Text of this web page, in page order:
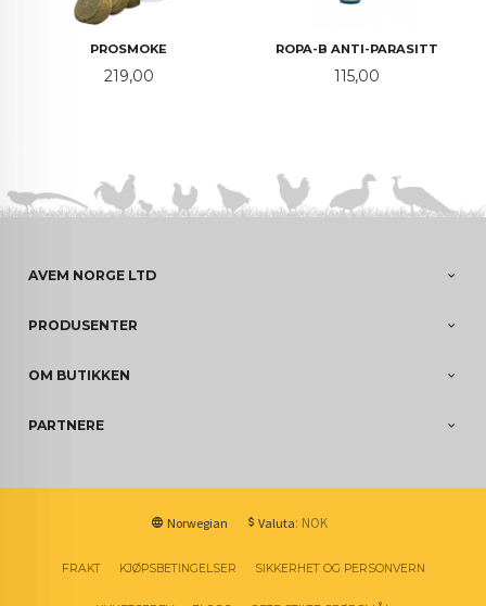
PROSMOKE
Pris
219,00
ROPA-B ANTI-PARASITT
Pris
115,00
AVEM NORGE LTD
PRODUSENTER
OM BUTIKKEN
PARTNERE
Norwegian Valuta: NOK
FRAKT KJØPSBETINGELSER SIKKERHET OG PERSONVERN